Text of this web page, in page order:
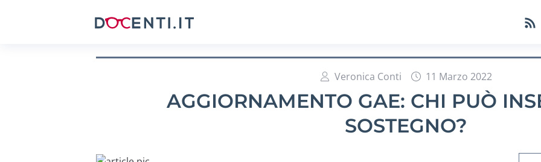
Veronica Conti 11 Marzo 2022
AGGIORNAMENTO GAE: CHI PUÒ
SOSTEGNO?